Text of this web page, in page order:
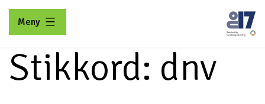
Gå
Meny
Stikkord: dnv